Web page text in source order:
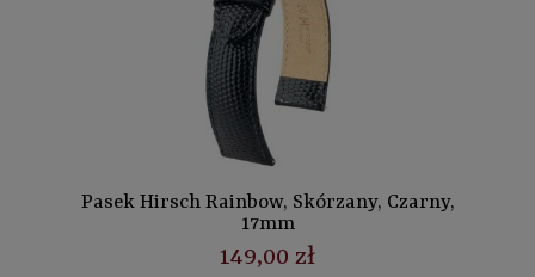
Pasek Hirsch Rainbow, Skórzany, Czarny,
17mm
149,00 zł